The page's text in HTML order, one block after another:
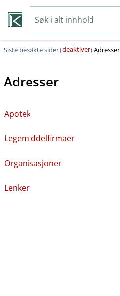
Siste besøkte sider (deaktiver)Adresser
Adresser
Apotek
Legemiddelfirmaer
Organisasjoner
Lenker